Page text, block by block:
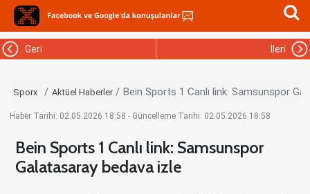
Geri İleri
Sporx Aktüel Haberler Bein Sports 1 Canlı link: Samsunspor
Haber Tarihi: 02.05.2026 18:58 - Güncelleme Tarihi: 02.05.2026 18:58
Bein Sports 1 Canlı link: Samsunspor
Galatasaray bedava izle